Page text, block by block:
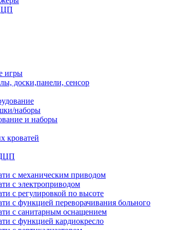
игры
доски,панели, сенсор
наборы
и наборы
кроватей
с механическим приводом
с электроприводом
с регулировкой по высоте
с функцией переворачивания больного
с санитарным оснащением
с функцией кардиокресло